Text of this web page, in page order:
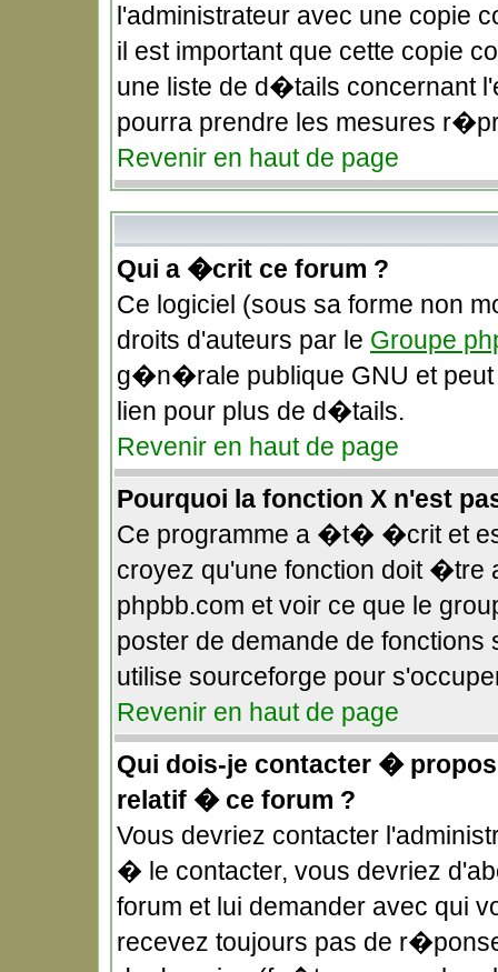
l'administrateur avec une copie
il est important que cette copie
une liste de d�tails concernant
pourra prendre les mesures
Revenir en haut de page
Qui a �crit ce forum ?
Ce logiciel (sous sa forme non
droits d'auteurs par le Groupe
g�n�rale publique GNU et
lien pour plus de d�tails.
Revenir en haut de page
Pourquoi la fonction X n'est
Ce programme a �t� �crit et
croyez qu'une fonction doit �tre
phpbb.com et voir ce que le
poster de demande de
utilise sourceforge pour
Revenir en haut de page
Qui dois-je contacter �
relatif � ce forum ?
Vous devriez contacter
� le contacter, vous devriez
forum et lui demander avec qui
recevez toujours pas de